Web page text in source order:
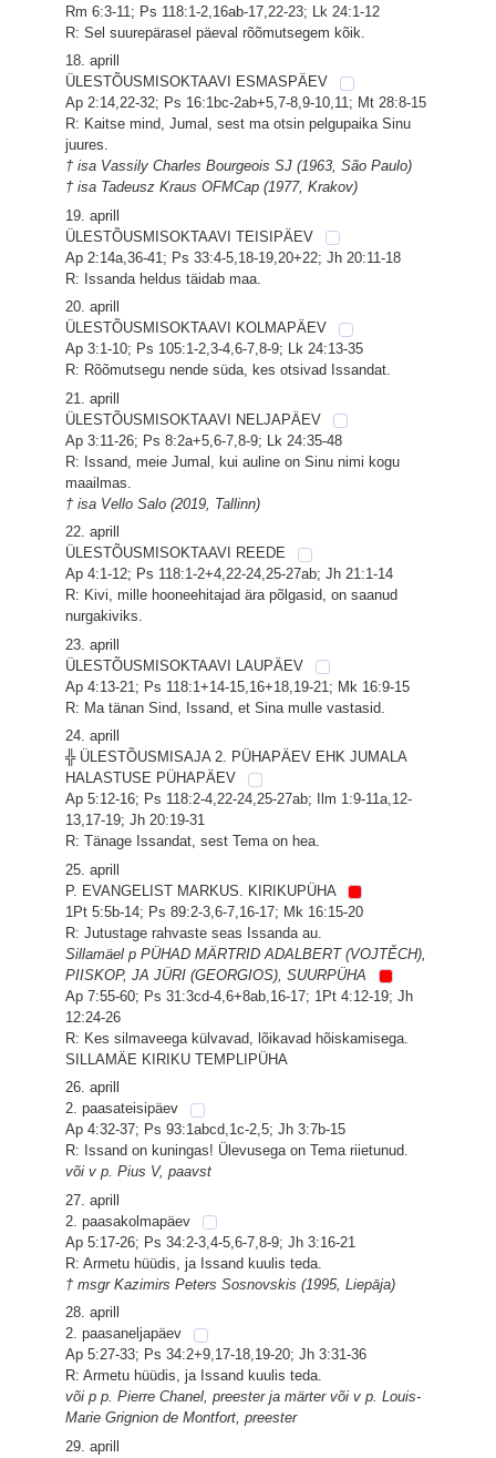
Rm 6:3-11; Ps 118:1-2,16ab-17,22-23; Lk 24:1-12
R: Sel suurepärasel päeval rõõmutsegem kõik.
18. aprill
ÜLESTÕUSMISOKTAAVI ESMASPÄEV
Ap 2:14,22-32; Ps 16:1bc-2ab+5,7-8,9-10,11; Mt 28:8-15
R: Kaitse mind, Jumal, sest ma otsin pelgupaika Sinu
juures.
† isa Vassily Charles Bourgeois SJ (1963, São Paulo)
† isa Tadeusz Kraus OFMCap (1977, Krakov)
19. aprill
ÜLESTÕUSMISOKTAAVI TEISIPÄEV
Ap 2:14a,36-41; Ps 33:4-5,18-19,20+22; Jh 20:11-18
R: Issanda heldus täidab maa.
20. aprill
ÜLESTÕUSMISOKTAAVI KOLMAPÄEV
Ap 3:1-10; Ps 105:1-2,3-4,6-7,8-9; Lk 24:13-35
R: Rõõmutsegu nende süda, kes otsivad Issandat.
21. aprill
ÜLESTÕUSMISOKTAAVI NELJAPÄEV
Ap 3:11-26; Ps 8:2a+5,6-7,8-9; Lk 24:35-48
R: Issand, meie Jumal, kui auline on Sinu nimi kogu
maailmas.
† isa Vello Salo (2019, Tallinn)
22. aprill
ÜLESTÕUSMISOKTAAVI REEDE
Ap 4:1-12; Ps 118:1-2+4,22-24,25-27ab; Jh 21:1-14
R: Kivi, mille hooneehitajad ära põlgasid, on saanud
nurgakiviks.
23. aprill
ÜLESTÕUSMISOKTAAVI LAUPÄEV
Ap 4:13-21; Ps 118:1+14-15,16+18,19-21; Mk 16:9-15
R: Ma tänan Sind, Issand, et Sina mulle vastasid.
24. aprill
╬ ÜLESTÕUSMISAJA 2. PÜHAPÄEV EHK JUMALA
HALASTUSE PÜHAPÄEV
Ap 5:12-16; Ps 118:2-4,22-24,25-27ab; Ilm 1:9-11a,12-
13,17-19; Jh 20:19-31
R: Tänage Issandat, sest Tema on hea.
25. aprill
P. EVANGELIST MARKUS. KIRIKUPÜHA
1Pt 5:5b-14; Ps 89:2-3,6-7,16-17; Mk 16:15-20
R: Jutustage rahvaste seas Issanda au.
Sillamäel p PÜHAD MÄRTRID ADALBERT (VOJTĚCH),
PIISKOP, JA JÜRI (GEORGIOS), SUURPÜHA
Ap 7:55-60; Ps 31:3cd-4,6+8ab,16-17; 1Pt 4:12-19; Jh
12:24-26
R: Kes silmaveega külvavad, lõikavad hõiskamisega.
SILLAMÄE KIRIKU TEMPLIPÜHA
26. aprill
2. paasateisipäev
Ap 4:32-37; Ps 93:1abcd,1c-2,5; Jh 3:7b-15
R: Issand on kuningas! Ülevusega on Tema riietunud.
või v p. Pius V, paavst
27. aprill
2. paasakolmapäev
Ap 5:17-26; Ps 34:2-3,4-5,6-7,8-9; Jh 3:16-21
R: Armetu hüüdis, ja Issand kuulis teda.
† msgr Kazimirs Peters Sosnovskis (1995, Liepāja)
28. aprill
2. paasaneljapäev
Ap 5:27-33; Ps 34:2+9,17-18,19-20; Jh 3:31-36
R: Armetu hüüdis, ja Issand kuulis teda.
või p p. Pierre Chanel, preester ja märter või v p. Louis-
Marie Grignion de Montfort, preester
29. aprill